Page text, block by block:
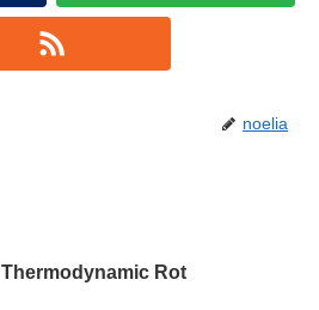
noelia
Thermodynamic Rot